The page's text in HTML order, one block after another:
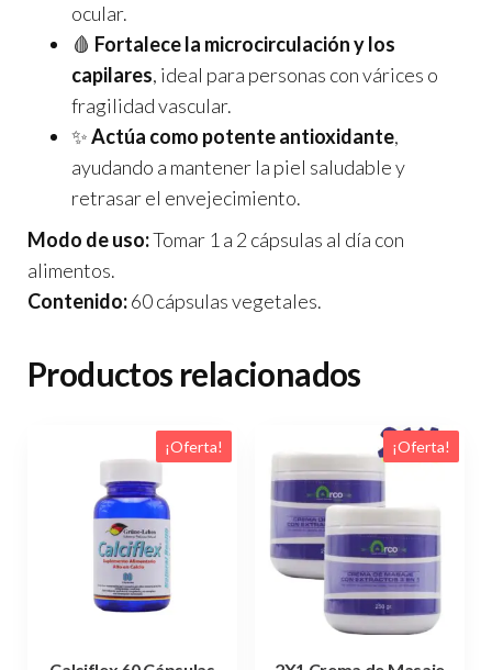
ocular.
🩸 Fortalece la microcirculación y los
capilares, ideal para personas con várices o
fragilidad vascular.
✨Actúa como potente antioxidante,
ayudando a mantener la piel saludable y
retrasar el envejecimiento.
Modo de uso:Tomar 1 a 2 cápsulas al día con
alimentos.
Contenido:60 cápsulas vegetales.
Productos relacionados
¡Oferta! ¡Oferta!